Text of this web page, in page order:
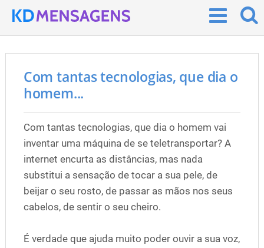
Com tantas tecnologias, que dia o
homem...
Com tantas tecnologias, que dia o homem vai
inventar uma máquina de se teletransportar? A
internet encurta as distâncias, mas nada
substitui a sensação de tocar a sua pele, de
beijar o seu rosto, de passar as mãos nos seus
cabelos, de sentir o seu cheiro.
É verdade que ajuda muito poder ouvir a sua voz,